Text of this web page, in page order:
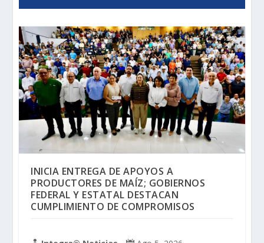
INICIA ENTREGA DE APOYOS A
PRODUCTORES DE MAÍZ; GOBIERNOS
FEDERAL Y ESTATAL DESTACAN
CUMPLIMIENTO DE COMPROMISOS